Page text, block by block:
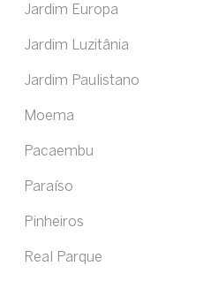
Jardim Europa
Jardim Luzitânia
Jardim Paulistano
Moema
Pacaembu
Paraíso
Pinheiros
Real Parque